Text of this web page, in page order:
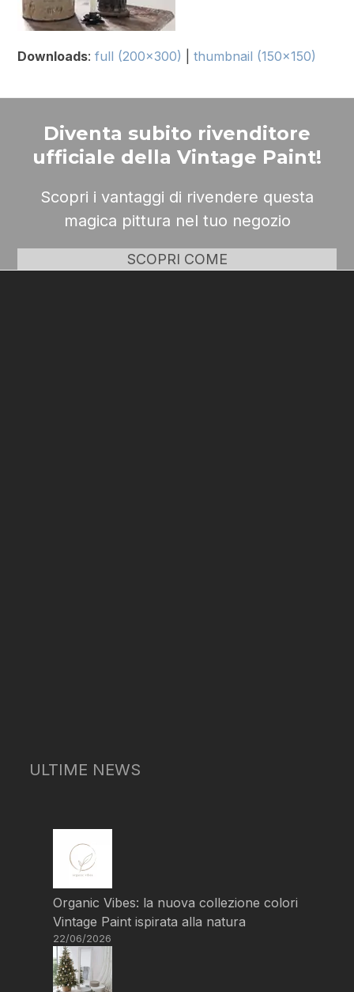
Downloads:full (200x300) |thumbnail (150x150)
Diventa subito rivenditore
ufficiale della Vintage Paint!
Scopri i vantaggi di rivendere questa
magica pittura nel tuo negozio
SCOPRI COME
ULTIME NEWS
Organic Vibes: la nuova collezione colori
Vintage Paint ispirata alla natura
22/06/2026